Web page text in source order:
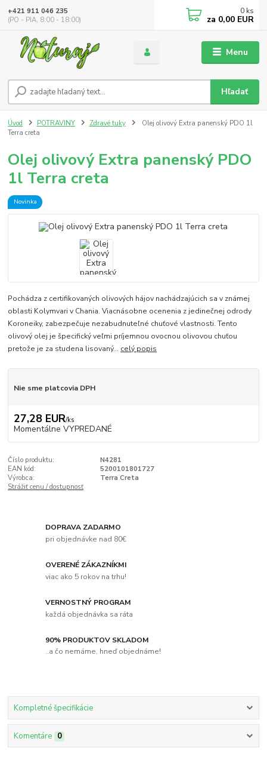
Menu
Hľadať
+421 911 046 235
(PO - PIA, 8:00 - 18:00)
0 ks
za 0,00 EUR
Úvod POTRAVINY Zdravé tuky
Olej olivový Extra panenský PDO 1l
Terra creta
Olej olivový Extra panenský PDO
1l Terra creta
Novinka
Pochádza z certifikovaných olivových hájov nachádzajúcich sa v známej
oblasti Kolymvari v Chania. Viacnásobne ocenenia z jedinečnej odrody
Koroneiky, zabezpečuje nezabudnuteľné chuťové vlastnosti. Tento
olivový olej je špecifický veľmi príjemnou ovocnou olivovou chuťou
pretože je za studena lisovaný... celý popis
Nie sme platcovia DPH
27,28 EUR/ks
Momentálne VYPREDANÉ
Číslo produktu:
N4281
EAN kód:
5200101801727
Výrobca:
Terra Creta
Strážiť cenu / dostupnosť
DOPRAVA ZADARMO
pri objednávke nad 80€
OVERENÉ ZÁKAZNÍKMI
viac ako 5 rokov na trhu!
VERNOSTNÝ PROGRAM
každá objednávka sa ráta
90% PRODUKTOV SKLADOM
..a čo nemáme, hneď objednáme!
Kompletné špecifikácie
Komentáre 0